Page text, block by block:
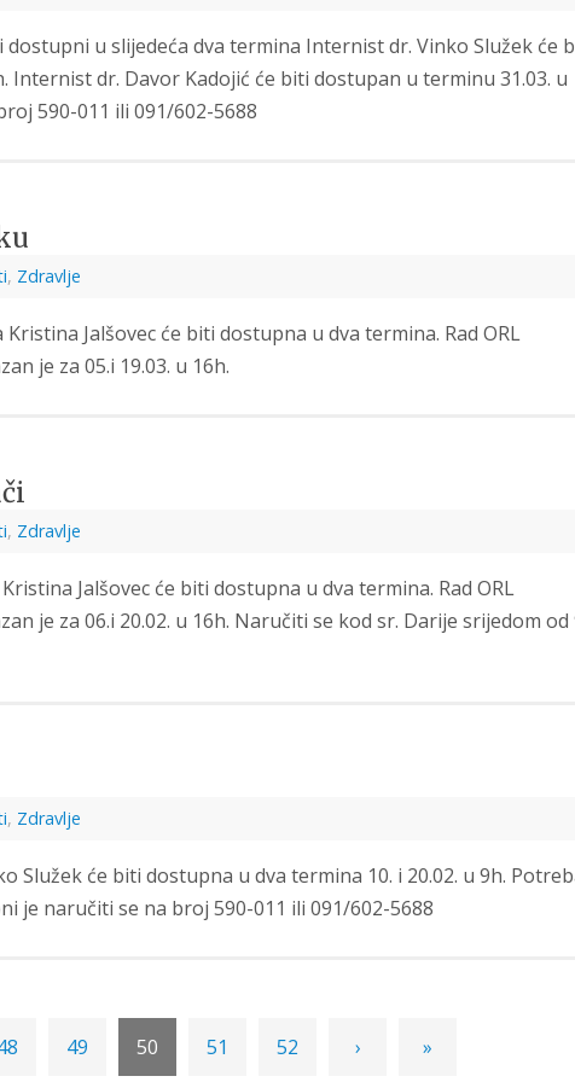
u slijedeća dva termina Internist dr. Vinko Služek će
Internist dr. Davor Kadojić će biti dostupan u terminu 31.03. u
590-011 ili 091/602-5688
, Zdravlje
Jalšovec će biti dostupna u dva termina. Rad ORL
je za 05.i 19.03. u 16h.
, Zdravlje
Jalšovec će biti dostupna u dva termina. Rad ORL
je za 06.i 20.02. u 16h. Naručiti se kod sr. Darije srijedom od
, Zdravlje
Služek će biti dostupna u dva termina 10. i 20.02. u 9h.
je naručiti se na broj 590-011 ili 091/602-5688
49 50 51 52 › »